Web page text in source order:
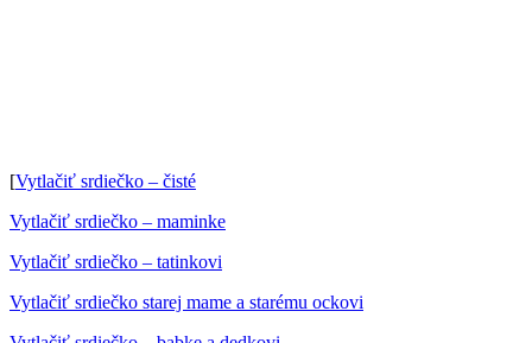
[Vytlačiť srdiečko – čisté
Vytlačiť srdiečko – maminke
Vytlačiť srdiečko – tatinkovi
Vytlačiť srdiečko starej mame a starému ockovi